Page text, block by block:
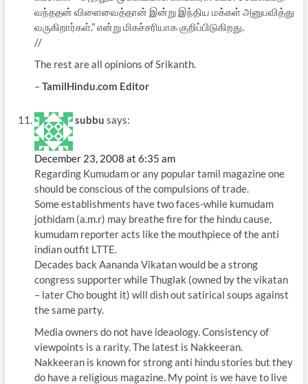
வந்ததன் விளைவைத்தான் இன்று இந்திய மக்கள் அனுபவித்து
வருகிறார்கள்.” என்று மிகச்சரியாக குறிப்பிடுகிறது.
//
The rest are all opinions of Srikanth.
–TamilHindu.com Editor
subbu says:
December 23, 2008 at 6:35 am
Regarding Kumudam or any popular tamil magazine one
should be conscious of the compulsions of trade.
Some establishments have two faces-while kumudam
jothidam (a.m.r) may breathe fire for the hindu cause,
kumudam reporter acts like the mouthpiece of the anti
indian outfit LTTE.
Decades back Aananda Vikatan would be a strong
congress supporter while Thuglak (owned by the vikatan
– later Cho bought it) will dish out satirical soups against
the same party.
Media owners do not have ideaology. Consistency of
viewpoints is a rarity. The latest is Nakkeeran.
Nakkeeran is known for strong anti hindu stories but they
do have a religious magazine. My point is we have to live